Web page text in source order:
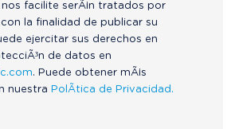
facilite serÃ¡n tratados por
con la finalidad de publicar su
ejercitar sus derechos en
de datos en
. Puede obtener mÃ¡s
nuestra PolÃ­tica de Privacidad.